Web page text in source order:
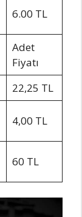
6.00 TL
Adet
Fiyatı
22,25 TL
4,00 TL
60 TL